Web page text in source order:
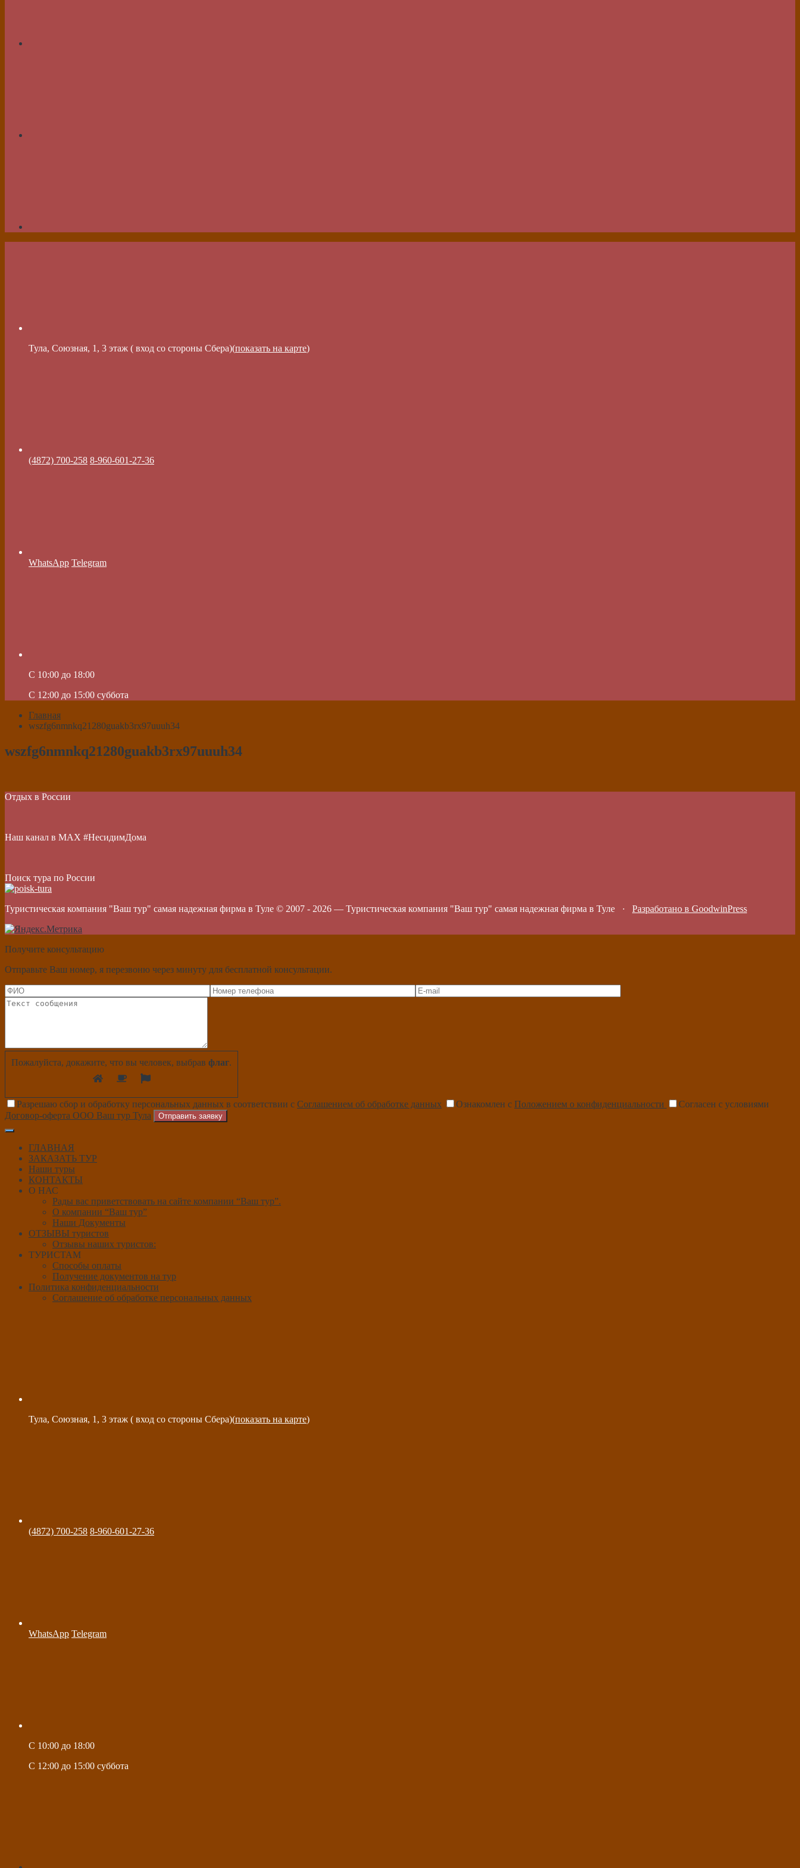
Тула, Союзная, 1, 3 этаж ( вход со стороны Сбера)(показать на карте)
(4872) 700-258 8-960-601-27-36
WhatsApp Telegram
C 10:00 до 18:00
C 12:00 до 15:00 суббота
Главная
wszfg6nmnkq21280guakb3rx97uuuh34
wszfg6nmnkq21280guakb3rx97uuuh34
Отдых в России
Наш канал в МАХ #НесидимДома
Поиск тура по России
Туристическая компания "Ваш тур" самая надежная фирма в Туле © 2007 - 2026 — Туристическая компания "Ваш тур" самая надежная фирма в Туле · Разработано в GoodwinPress
Получите консультацию
Отправьте Ваш номер, я перезвоню через минуту для бесплатной консультации.
Пожалуйста, докажите, что вы человек, выбрав флаг.
Разрешаю сбор и обработку персональных данных в соответствии с Соглашением об обработке данных Ознакомлен с Положением о конфиденциальности
Согласен с условиями
Договор-оферта ООО Ваш тур Тула
Отправить заявку
ГЛАВНАЯ
ЗАКАЗАТЬ ТУР
Наши туры
КОНТАКТЫ
О НАС
Рады вас приветствовать на сайте компании “Ваш тур”.
О компании “Ваш тур”
Наши Документы
ОТЗЫВЫ туристов
Отзывы наших туристов:
ТУРИСТАМ
Способы оплаты
Получение документов на тур
Политика конфиденциальности
Соглашение об обработке персональных данных
Тула, Союзная, 1, 3 этаж ( вход со стороны Сбера)(показать на карте)
(4872) 700-258 8-960-601-27-36
WhatsApp Telegram
C 10:00 до 18:00
C 12:00 до 15:00 суббота